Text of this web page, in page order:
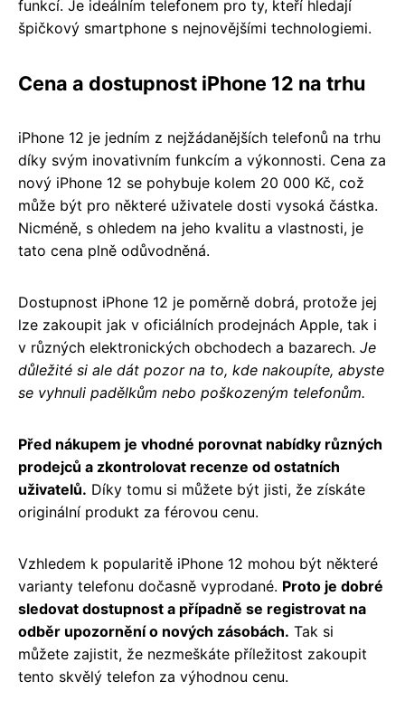
funkcí. Je ideálním telefonem pro ty, kteří hledají
špičkový smartphone s nejnovějšími technologiemi.
Cena a dostupnost iPhone 12 na trhu
iPhone 12 je jedním z nejžádanějších telefonů na trhu
díky svým inovativním funkcím a výkonnosti. Cena za
nový iPhone 12 se pohybuje kolem 20 000 Kč, což
může být pro některé uživatele dosti vysoká částka.
Nicméně, s ohledem na jeho kvalitu a vlastnosti, je
tato cena plně odůvodněná.
Dostupnost iPhone 12 je poměrně dobrá, protože jej
lze zakoupit jak v oficiálních prodejnách Apple, tak i
v různých elektronických obchodech a bazarech. Je
důležité si ale dát pozor na to, kde nakoupíte, abyste
se vyhnuli padělkům nebo poškozeným telefonům.
Před nákupem je vhodné porovnat nabídky různých
prodejců a zkontrolovat recenze od ostatních
uživatelů. Díky tomu si můžete být jisti, že získáte
originální produkt za férovou cenu.
Vzhledem k popularitě iPhone 12 mohou být některé
varianty telefonu dočasně vyprodané. Proto je dobré
sledovat dostupnost a případně se registrovat na
odběr upozornění o nových zásobách. Tak si
můžete zajistit, že nezmeškáte příležitost zakoupit
tento skvělý telefon za výhodnou cenu.